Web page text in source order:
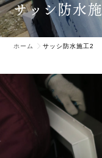
サッ シ防水施
ホーム サッシ防水施工2